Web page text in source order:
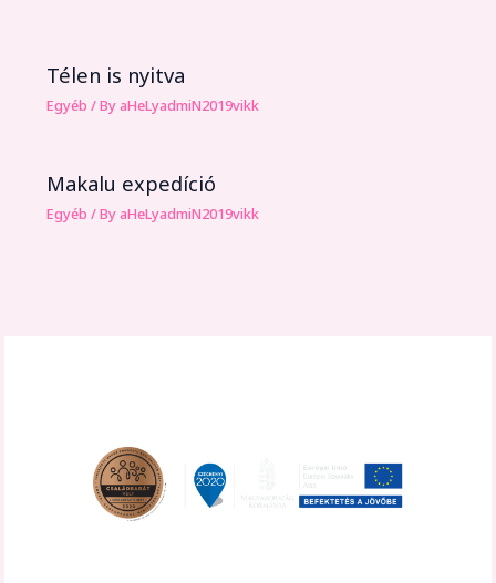
Télen is nyitva
Egyéb / ByaHeLyadmiN2019vikk
Makalu expedíció
Egyéb / ByaHeLyadmiN2019vikk